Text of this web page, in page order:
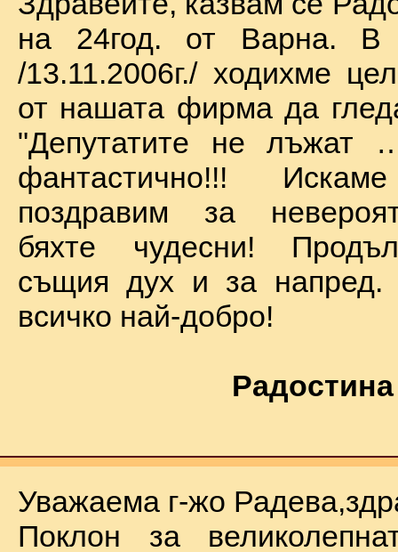
на 24год. от Варна. В
/13.11.2006г./ ходихме
от нашата фирма да
"Депутатите не
фантастично!!!
поздравим за
бяхте чудесни!
същия дух и за
всичко най-добро!
Уважаема г-жо
Поклон за